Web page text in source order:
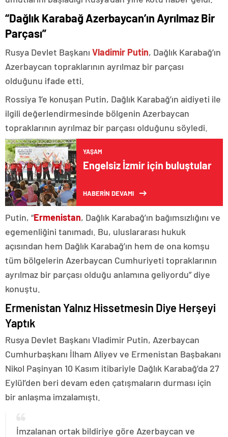
“Dağlık Karabağ Azerbaycan’ın Ayrılmaz Bir
Parçası”
Rusya Devlet Başkanı Vladimir Putin, Dağlık Karabağ’ın
Azerbaycan topraklarının ayrılmaz bir parçası
olduğunu ifade etti.
Rossiya 1’e konuşan Putin, Dağlık Karabağ’ın aidiyeti ile
ilgili değerlendirmesinde bölgenin Azerbaycan
topraklarının ayrılmaz bir parçası olduğunu söyledi.
YAŞAM
Engelsiz İzmir için buluştular
HABERİN DEVAMI
Putin, “Ermenistan, Dağlık Karabağ’ın bağımsızlığını ve
egemenliğini tanımadı. Bu, uluslararası hukuk
açısından hem Dağlık Karabağ’ın hem de ona komşu
tüm bölgelerin Azerbaycan Cumhuriyeti topraklarının
ayrılmaz bir parçası olduğu anlamına geliyordu” diye
konuştu.
Ermenistan Yalnız Hissetmesin Diye Herşeyi
Yaptık
Rusya Devlet Başkanı Vladimir Putin, Azerbaycan
Cumhurbaşkanı İlham Aliyev ve Ermenistan Başbakanı
Nikol Paşinyan 10 Kasım itibariyle Dağlık Karabağ’da 27
Eylül’den beri devam eden çatışmaların durması için
bir anlaşma imzalamıştı.
İmzalanan ortak bildiriye göre Azerbaycan ve